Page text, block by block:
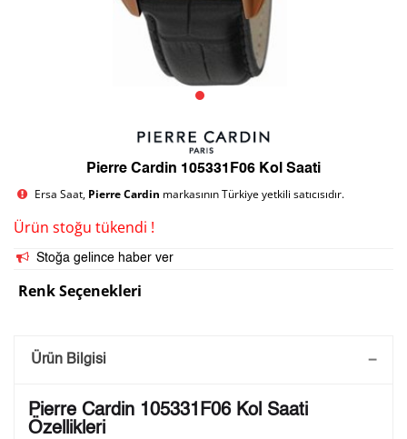
Pierre Cardin 105331F06 Kol Saati
Ersa Saat, Pierre Cardin markasının Türkiye yetkili satıcısıdır.
Ürün stoğu tükendi !
Stoğa gelince haber ver
Renk Seçenekleri
Saatini Kişiselleştir
arka kapağına gravür tekniği ile formda belirtmiş
olduğunuz şekilde işlenecektir.
Ürün Bilgisi
Pierre Cardin 105331F06 Kol Saati
Özellikleri